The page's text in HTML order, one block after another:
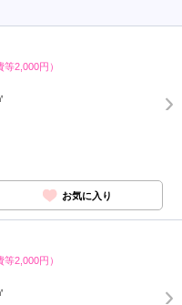
等2,000円）
お気に入り
等2,000円）